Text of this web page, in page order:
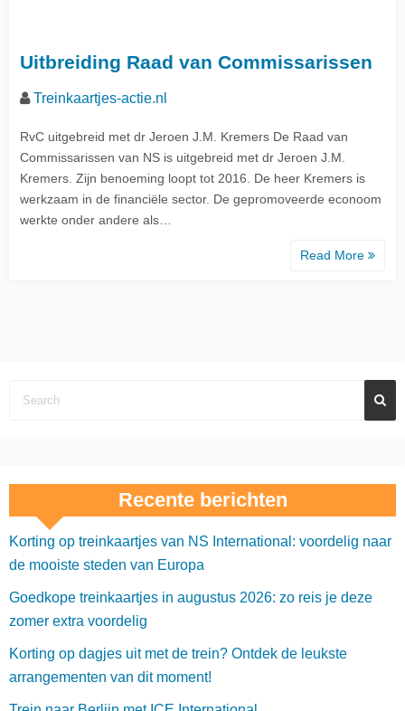
Uitbreiding Raad van Commissarissen
Treinkaartjes-actie.nl
RvC uitgebreid met dr Jeroen J.M. Kremers De Raad van
Commissarissen van NS is uitgebreid met dr Jeroen J.M.
Kremers. Zijn benoeming loopt tot 2016. De heer Kremers is
werkzaam in de financiële sector. De gepromoveerde econoom
werkte onder andere als…
Read More
Recente berichten
Korting op treinkaartjes van NS International: voordelig naar
de mooiste steden van Europa
Goedkope treinkaartjes in augustus 2026: zo reis je deze
zomer extra voordelig
Korting op dagjes uit met de trein? Ontdek de leukste
arrangementen van dit moment!